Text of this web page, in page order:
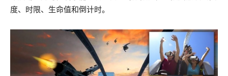
度、时限、生命值和倒计时。